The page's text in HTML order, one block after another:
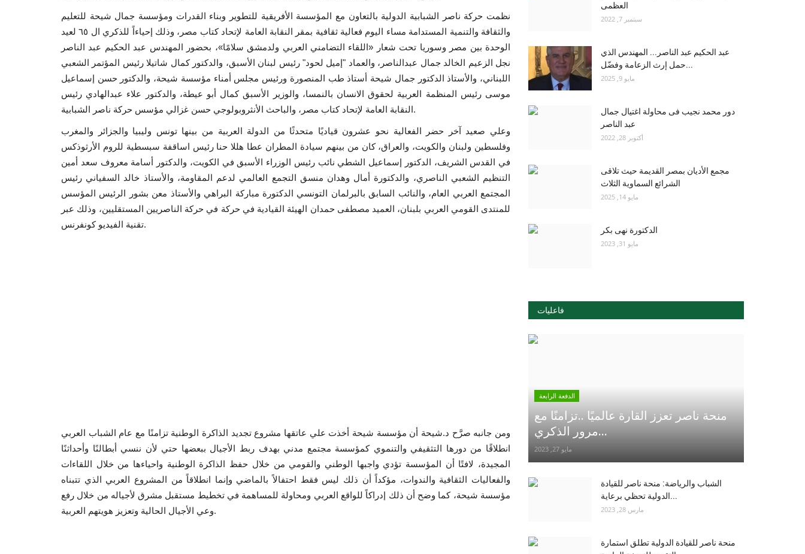
نظمت حركة ناصر الشبابية الدولية بالتعاون مع المؤسسة الأفريقية للتطوير وبناء القدرات ومؤسسة جمال شيحة للتعليم
والثقافة والتنمية المستدامة مساء اليوم فعالية ثقافية بمقر النقابة العامة لإتحاد كتاب مصر، وذلك إحياءاً للذكري ال ٦٥ لعيد
الوحدة بين مصر وسوريا تحت شعار «اللقاء التضامني العربي ولدمشق سلامًا»، بحضور المهندس عبد الحكيم عبد الناصر
نجل الزعيم الخالد جمال عبدالناصر، والعماد "إميل لحود" رئيس لبنان الأسبق، والدكتور كمال شاتيلا رئيس المؤتمر الشعبي
اللبناني، والأستاذ الدكتور جمال شيحة أستاذ طب المنصورة ورئيس مجلس أمناء مؤسسة شيحة، والدكتور حسن إسماعيل
موسى رئيس المنظمة العربية لحقوق الانسان بالنمسا، والوزير الأسبق كمال أبو عيطة، والدكتور علاء عبدالهادي رئيس
النقابة العامة لإتحاد كتاب مصر، والباحث الأنثروبولوجي حسن غزالي مؤسس حركة ناصر الشبابية.
وعلي صعيد آخر حضر الفعالية نحو عشرون قياديًا متحدثًا من الدولة العربية من بينها تونس وليبيا والجزائر والمغرب
وفلسطين ولبنان والكويت، والعراق، كان من بينهم سيادة المطران عطا هللا حنا رئيس اساقفة سبسطية للروم الأرثوذكس
في القدس الشريف، الدكتور إسماعيل الشطي نائب رئيس الوزراء الأسبق في الكويت، والدكتور أسامة معروف سعد أمين
التنظيم الشعبي الناصري، والدكتورة أمال وهدان منسق التجمع العالمي لدعم المقاومة، والأستاذ خالد السفياني رئيس
المجتمع العربي العام، والنائب السابق بالبرلمان التونسي الدكتورة مباركة البراهي والأستاذ معن بشور الرئيس المؤسس
للمنتدى القومي العربي بلبنان، العميد مصطفى حمدان الهيئة القيادية في حركة في حركة الناصريين المستقليين، وذلك عبر
تقنية الفيديو كونفرنس.
ومن جانبه صرَّح د.شيحة أن مؤسسة شيحة أخذت علي عاتقها مشروع تجديد الذاكرة الوطنية تزامنًا مع عام الشباب العربي
انطلاقًا من دورها التثقيفي والتنموي كمؤسسة مجتمع مدني بهدف ربط الأجيال ببعضها حتي لأن ننسي أبطالنًا وأحداثنًا
المجيدة، لافتًا أن المؤسسة تؤدي واجبها الوطني والقومي من خلال حفظ الذاكرة الوطنية واحياءها من خلال اللقاءات
والفعاليات الثقافية والندوات، مؤكداً أن ذلك ليس فقط احتفالاً بالماضي وإنما انطلاقاً من المشروع العربي الذي تتبناه
مؤسسة شيحة، كما وضح أن ذلك إدراكاً للواقع العربي ومحاولة للمساهمة في تخطيط مستقبل مشرق لأجياله من خلال رفع
وعي الأجيال الحالية وتعزيز هويتهم العربية.
العظمى
سبتمبر 7, 2022
عبد الحكيم عبد الناصر... المهندس الذي
حمل إرث الزعامة وفضّل...
مايو 9, 2025
دور محمد نجيب فى محاولة اغتيال جمال
عبد الناصر
أكتوبر 28, 2022
مجمع الأديان بمصر القديمة حيث تلاقى
الشرائع السماوية الثلاث
مايو 14, 2025
الدكتورة نهى بكر
مايو 31, 2023
فاعليات
الدفعة الرابعة
منحة ناصر تعزز القارة عالميًا ..تزامنًا مع
مرور الذكري...
مايو 27, 2023
الشباب والرياضة: منحة ناصر للقيادة
الدولية تحظي برعاية...
مارس 28, 2023
منحة ناصر للقيادة الدولية تطلق استمارة